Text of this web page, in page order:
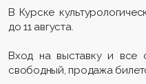
В Курске
до 11 августа.
Вход на выставку и все
свободный, продажа